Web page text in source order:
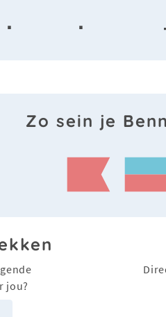
·
Zo sein je
jou?